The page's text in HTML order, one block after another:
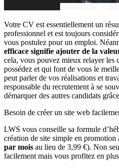
Votre CV est essentiellement un
professionnel et est toujours
vous postulez pour un emploi.
efficace signifie ajouter de la
cela, vous pouvez mieux relayer les
possédez et qui font de vous le
peut parler de vos réalisations et
responsable du recrutement à se
démarquer des autres candidats
Besoin de créer un site web
LWS vous conseille sa formule
création de site simple en promotion
par mois au lieu de 3,99 €). Non
facilement mais vous profitez en